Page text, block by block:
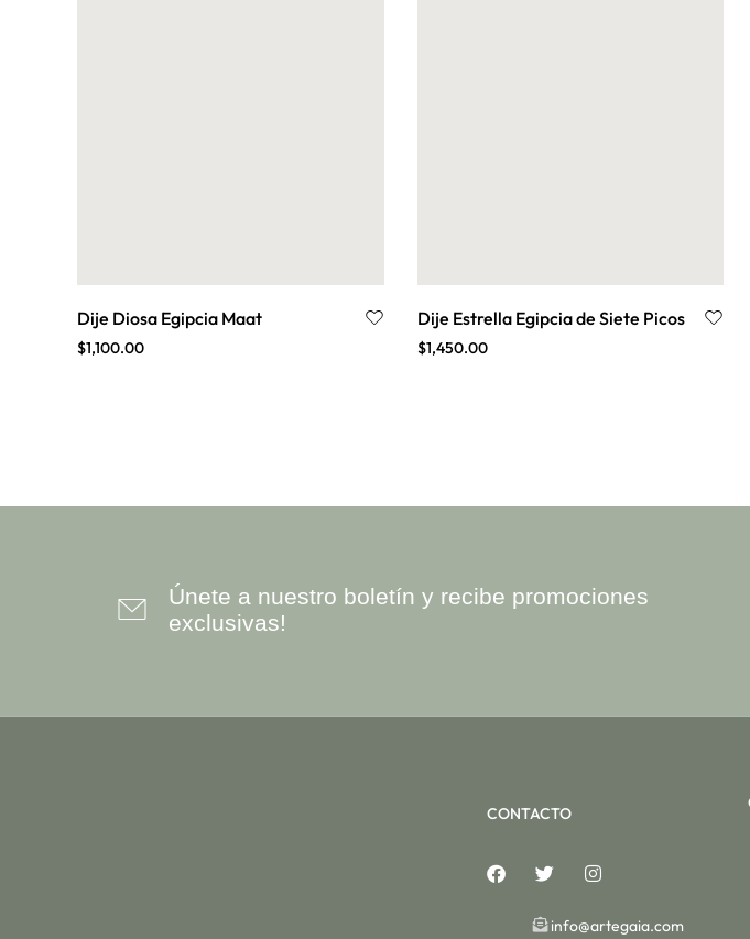
Dije Diosa Egipcia Maat
$1,100.00
Dije Estrella Egipcia de Siete Picos
$1,450.00
Únete a nuestro boletín y recibe promociones
exclusivas!
CONTACTO
info@artegaia.com